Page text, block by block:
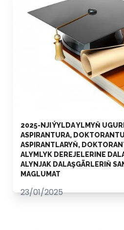
2025-NJI ÝYLDA YLMYŇ
ASPIRANTURA,
ASPIRANTLARYŇ,
ALYMLYK DEREJELERINE
ALYNJAK DALAŞGÄRLERIŇ
MAGLUMAT
23/01/2025